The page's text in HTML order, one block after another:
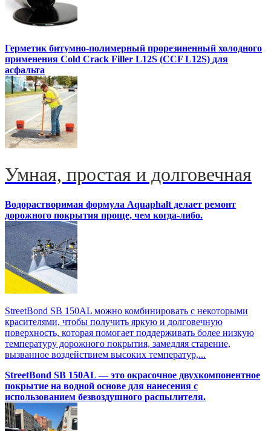
Герметик битумно-полимерный прорезиненный холодного
применения Cold Crack Filler L12S (ССF L12S) для
асфальта
Умная, простая и долговечная
Водорастворимая формула Aquaphalt делает ремонт
дорожного покрытия проще, чем когда-либо.
StreetBond SB 150AL можно комбинировать с некоторыми
красителями, чтобы получить яркую и долговечную
поверхность, которая помогает поддерживать более низкую
температуру дорожного покрытия, замедляя старение,
вызванное воздействием высоких температур,...
StreetBond SB 150AL — это окрасочное двухкомпонентное
покрытие на водной основе для нанесения с
использованием безвоздушного распылителя.